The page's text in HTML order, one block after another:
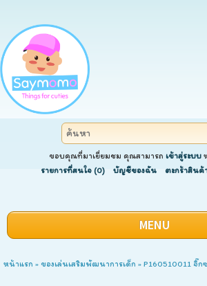
ขอบคุณที่มาเยี่ยมชม คุณสามารถ เข้าสู่ระบบ
รายการที่สนใจ (0)
บัญชีของฉัน ตะกร้าสินค้
MENU
หน้าแรก » ของเล่นเสริมพัฒนาการเด็ก » P160510011 จิ๊